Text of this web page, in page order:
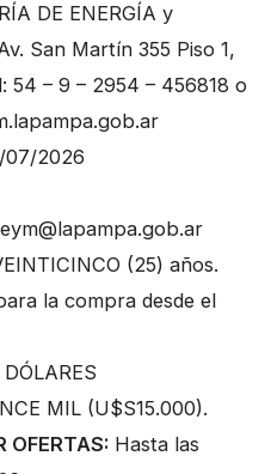
DE ENERGÍA y
San Martín 355 Piso 1,
54 – 9 – 2954 – 456818 o
07/2026
(25) años.
la compra desde el
DÓLARES
MIL (U$S15.000).
OFERTAS: Hasta las